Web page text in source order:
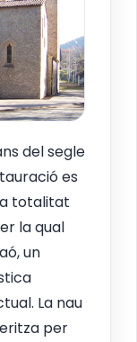
del segle
es
totalitat
la qual
un
La nau
per